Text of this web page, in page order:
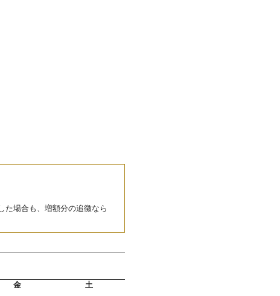
た場合も、増額分の追徴なら
金 土